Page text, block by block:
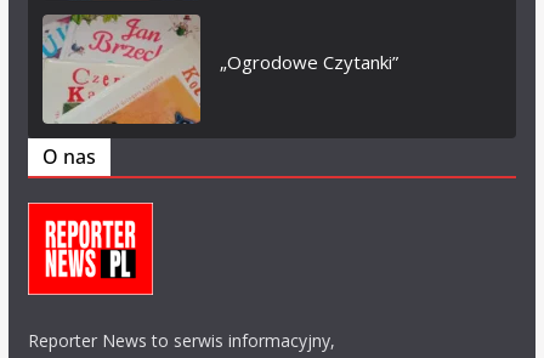
„Ogrodowe Czytanki”
O nas
Reporter News to serwis informacyjny,